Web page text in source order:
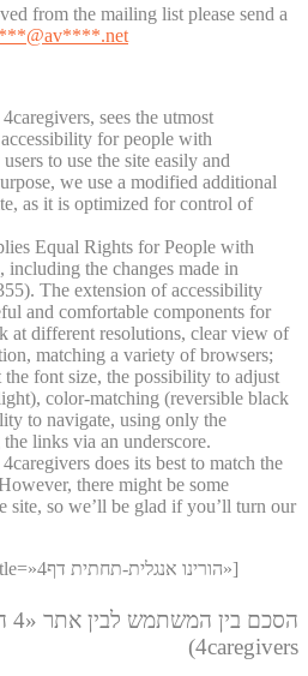
from the mailing list please send a
et
sees the utmost
for people with
to use the site easily and
we use a modified additional
as it is optimized for control of
Equal Rights for People with
the changes made in
The extension of accessibility
and comfortable components for
at different resolutions, clear view of
matching a variety of browsers;
font size, the possibility to adjust
color-matching (reversible black
to navigate, using only the
links via an underscore.
does its best to match the
there might be some
site, so we’ll be glad if you’ll turn our
[contact-form-7 id=»1501″ title=»4הורינו אנגלית-תחתית דף»]
4caregivers)